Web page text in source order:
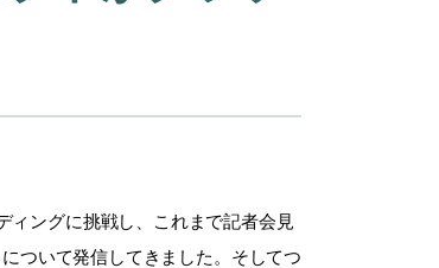
ィングに挑戦し、これまで記者会見
ついて発信してきました。そしてつ